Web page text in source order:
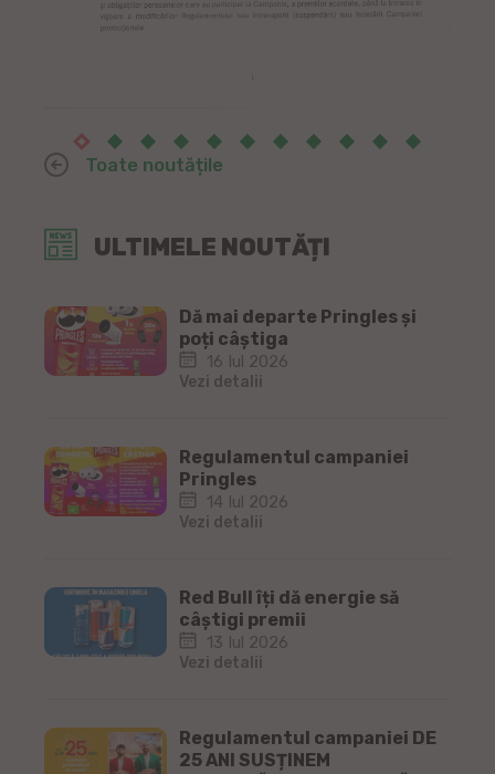
ULTIMELE NOUTĂȚI
Dă mai departe Pringles și
poți câștiga
16 Iul 2026
Vezi detalii
Regulamentul campaniei
Pringles
14 Iul 2026
Vezi detalii
Red Bull îți dă energie să
câștigi premii
13 Iul 2026
Vezi detalii
Regulamentul campaniei DE
25 ANI SUSȚINEM
Toate noutățile